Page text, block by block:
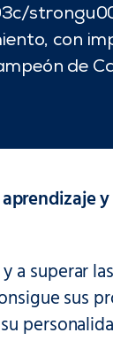
con
de
a superar
sus